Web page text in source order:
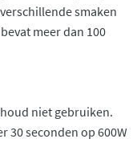
smaken
meer dan 100
niet gebruiken.
30 seconden op 600W